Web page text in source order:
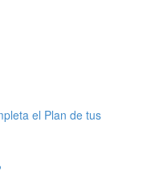
el Plan de tus